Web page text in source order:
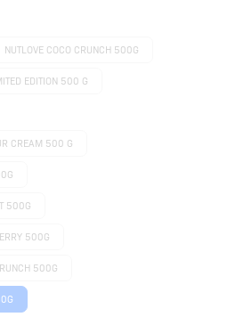
NUTLOVE COCO CRUNCH 500G
EDITION 500 G
CREAM 500 G
500G
500G
500G